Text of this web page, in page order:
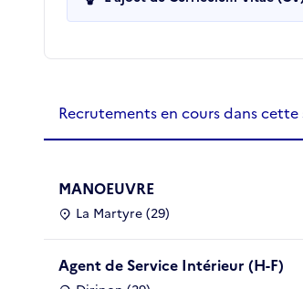
Recrutements de la
Recrutements en cours dans
MANOEUVRE
La Martyre (29)
Agent de Service Intérieur (H-F)